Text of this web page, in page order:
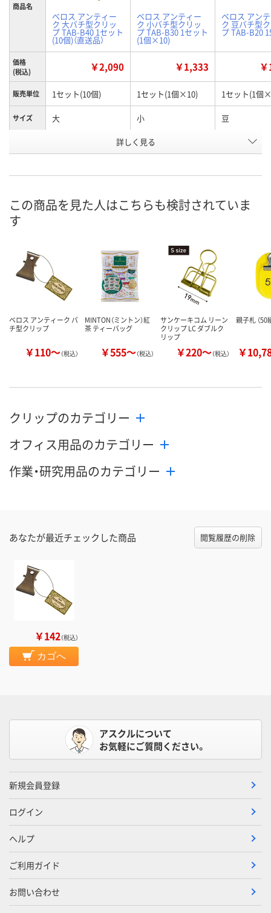
商品名
ベロス アンティー
ク 大バチ型クリッ
プ TAB-B40 1セット
(10個)（直送品）
ベロス アンティー
ク 小バチ型クリッ
プ TAB-B30 1セット
(1個×10)
ベロス アン
ク 豆バチ型
プ TAB-B20
価格
(税込)
￥2,090 ￥1,333
販売単位 1セット(10個) 1セット(1個×10) 1セット(1個
サイズ 大 小 豆
NR44640 NR44639
お届け日 8月27日（木）まで
ついてご連絡いたし
8月13日（木）
カゴへ
数量
カゴへ カ
詳しく見る
この商品を見た人はこちらも検討されていま
す
ベロス アンティーク バ
チ型クリップ
￥110～（税込）
MINTON（ミントン）紅
茶 ティーバッグ
￥555～（税込）
サンケーキコム リーン
クリップ LC ダブルク
リップ
￥220～（税込）
親子札 （50
￥
クリップのカテゴリー
オフィス用品のカテゴリー
作業・研究用品のカテゴリー
あなたが最近チェックした商品 閲覧履歴の削除
￥142（税込）
カゴへ
アスクルについて
お気軽にご質問ください。
新規会員登録
ログイン
ヘルプ
ご利用ガイド
お問い合わせ